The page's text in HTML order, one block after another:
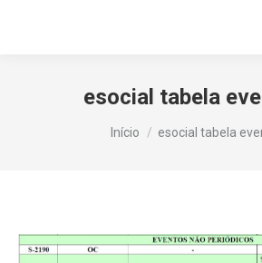
esocial tabela
Você está aqui:
Início esocial tabela